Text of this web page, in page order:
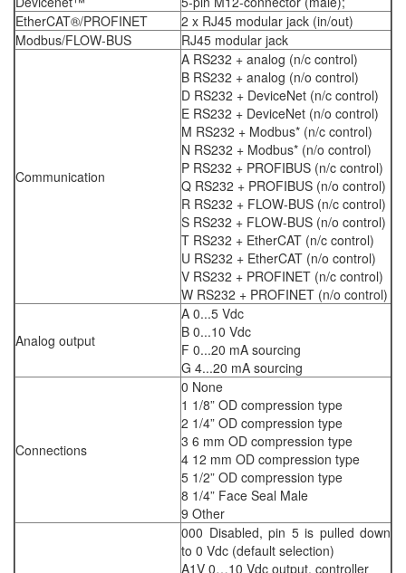
EtherCAT®/PROFINET
2 x RJ45 modular jack (in/out)
Modbus/FLOW-BUS
RJ45 modular jack
Communication
A RS232 + analog (n/c control)
B RS232 + analog (n/o control)
D RS232 + DeviceNet (n/c control)
E RS232 + DeviceNet (n/o control)
M RS232 + Modbus* (n/c control)
N RS232 + Modbus* (n/o control)
P RS232 + PROFIBUS (n/c control)
Q RS232 + PROFIBUS (n/o control)
R RS232 + FLOW-BUS (n/c control)
S RS232 + FLOW-BUS (n/o control)
T RS232 + EtherCAT (n/c control)
U RS232 + EtherCAT (n/o control)
V RS232 + PROFINET (n/c control)
W RS232 + PROFINET (n/o control)
Analog output
A 0...5 Vdc
B 0...10 Vdc
F 0...20 mA sourcing
G 4...20 mA sourcing
Connections
0 None
1 1/8” OD compression type
2 1/4” OD compression type
3 6 mm OD compression type
4 12 mm OD compression type
5 1/2” OD compression type
8 1/4” Face Seal Male
9 Other
000 Disabled, pin 5 is pulled down
to 0 Vdc (default selection)
A1V 0…10 Vdc output, controller